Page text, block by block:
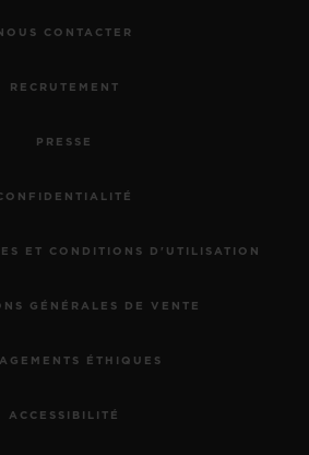
CONTACTER
RECRUTEMENT
PRESSE
ET CONDITIONS D'UTILISATION
GÉNÉRALES DE VENTE
ÉTHIQUES
ACCESSIBILITÉ